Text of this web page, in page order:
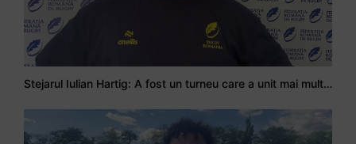
Stejarul Iulian Hartig: A fost un turneu care a unit mai mult echipa